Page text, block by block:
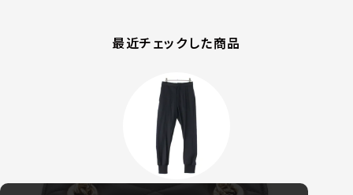
最近チェックした商品